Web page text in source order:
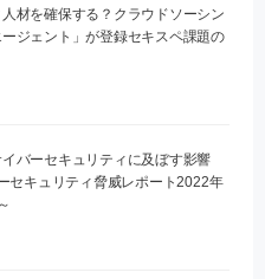
材を確保する？クラウドソーシン
ジェント」が登録セキスペ課題の
バーセキュリティに及ぼす影響
セキュリティ脅威レポート2022年